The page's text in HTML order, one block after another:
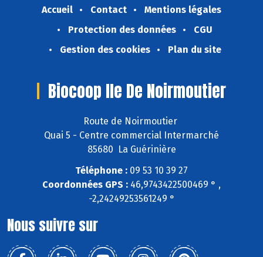
Accueil Contact
Mentions légales
Protection des données
CGU
Gestion des cookies
Plan du site
Biocoop Ile De Noirmoutier
Route de Noirmoutier
Quai 5 - Centre commercial Intermarché
85680 La Guérinière
Téléphone : 09 53 10 39 27
Coordonnées GPS : 46,9743422500469 ° ,
-2,24249253561249 °
Nous suivre sur